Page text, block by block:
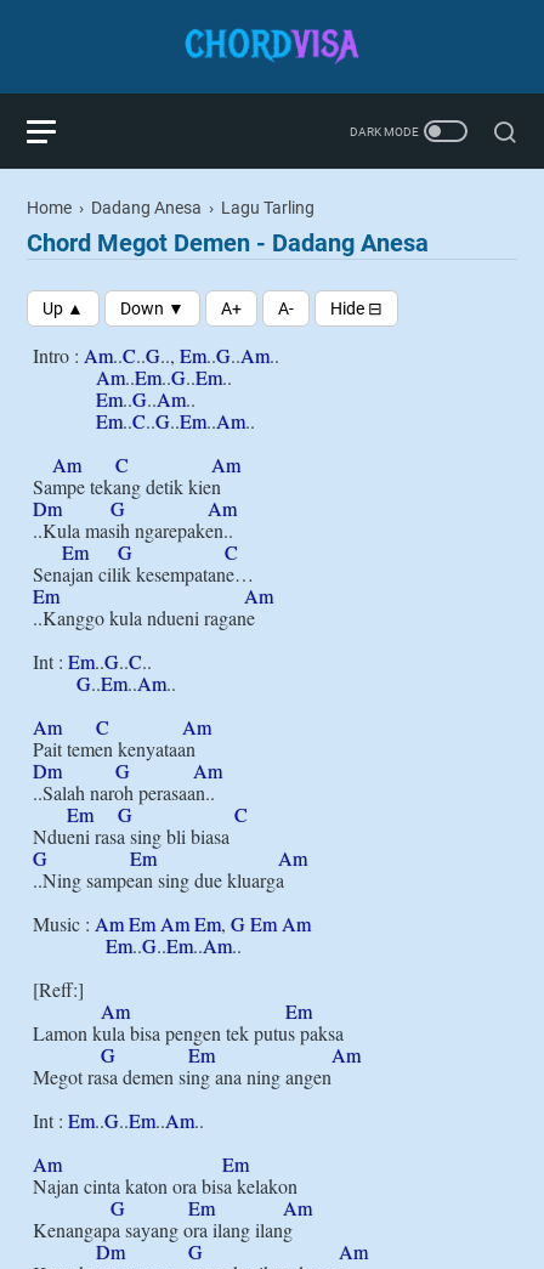
Home › Dadang Anesa › Lagu Tarling
Chord Megot Demen - Dadang Anesa
Intro : Am..C..G.., Em..G..Am..
Am..Em..G..Em..
Em..G..Am..
Em..C..G..Em..Am..
Am
C
Am
Dm
G
Am
..Kula masih ngarepaken..
Em
G
C
Em
Am
..Kanggo kula ndueni ragane
Int : Em..G..C..
G..Em..Am..
Am
C
Am
Dm
G
Am
..Salah naroh perasaan..
Em
G
C
G
Em
Am
..Ning sampean sing due kluarga
Music : AmEm AmEm, GEm Am
Em..G..Em..Am..
[Reff:]
Am
Em
Lamon kula bisa pengen tek putus paksa
G
Em
Am
Megot rasa demen sing ana ning angen
Int : Em..G..Em..Am..
Am
Em
Najan cinta katon ora bisa kelakon
G
Em
Am
Kenangapa sayang ora ilang ilang
Dm
G
Am